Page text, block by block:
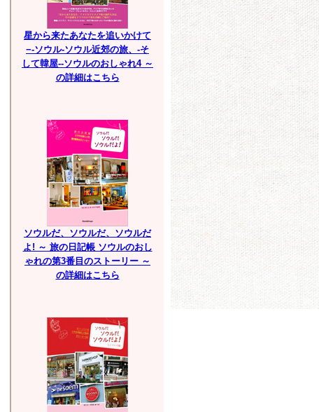
星から来たあなたを追いかけて
−-ソウル-ソウル近郊の旅、-そ
して韓屋--ソウルのおしゃれ4 ～
の詳細はこちら
ソウルだ、ソウルだ、ソウルだ
よ! ～ 旅の日記帳 ソウルのおし
ゃれの第3番目のストーリー ～
の詳細はこちら